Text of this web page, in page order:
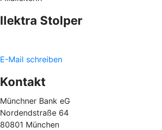
Ilektra Stolper
E-Mail schreiben
Kontakt
Münchner Bank eG
Nordendstraße 64
80801 München